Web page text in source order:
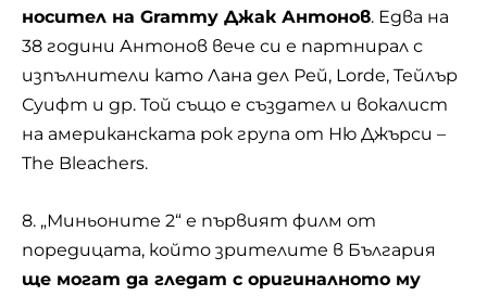
носител на Grammy Джак Антонов. Едва на
38 години Антонов вече си е партнирал с
изпълнители като Лана дел Рей, Lorde, Teйлър
Суифт и др. Той също е създател и вокалист
на американската рок група от Ню Джърси –
The Bleachers.
8. „Миньоните 2“ е първият филм от
поредицата, който зрителите в България
ще могат да гледат с оригиналното му